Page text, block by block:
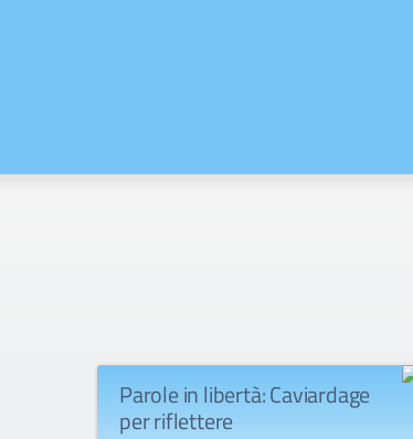
Parole in libertà: Caviardage
per riflettere